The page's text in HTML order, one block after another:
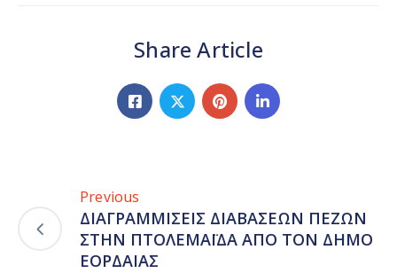
Share Article
Previous
ΔΙΑΓΡΑΜΜΙΣΕΙΣ ΔΙΑΒΑΣΕΩΝ ΠΕΖΩΝ
ΣΤΗΝ ΠΤΟΛΕΜΑΪΔΑ ΑΠΟ ΤΟΝ ΔΗΜΟ
ΕΟΡΔΑΙΑΣ